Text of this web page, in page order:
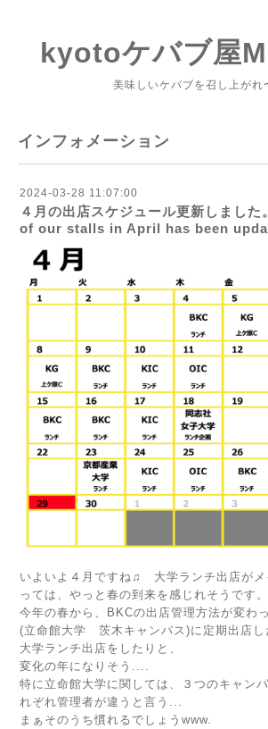
kyotoケバブ屋
美味しいケバブを召し上がれ
インフォメーション
2024-03-28 11:07:00
４月の出店スケジュール更新しまし
of our stalls in April has been
いよいよ４月ですね♫ 大学ランチ出店がメ
っては、やっと春の到来を感じれそうです。
今年の春から、BKCの出店管理方法が変わ
(立命館大学 茨木キャンパス)に定期出店し
大学ランチ出店をしたりと、
変化の年になりそう....
特に立命館大学に関しては、３つのキャン
れぞれ管理者が違うと言う...
まぁそのうち慣れるでしょうwww.